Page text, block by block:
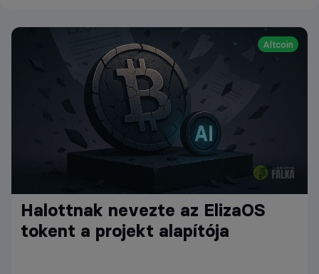
Altcoin
Halottnak nevezte az ElizaOS
tokent a projekt alapítója